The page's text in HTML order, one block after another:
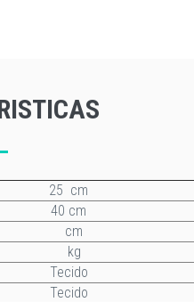
25 cm
40 cm
cm
kg
Tecido
Tecido